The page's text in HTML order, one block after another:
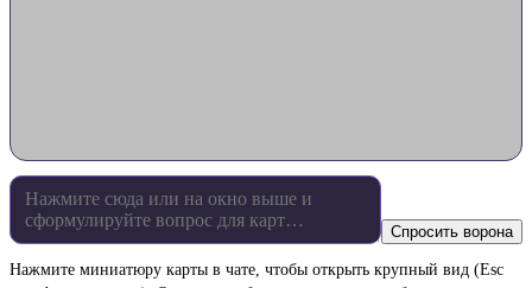
Спросить ворона
Нажмите миниатюру карты в чате, чтобы открыть крупный вид (Esc